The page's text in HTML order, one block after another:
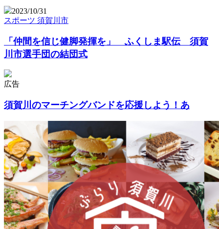
2023/10/31
スポーツ 須賀川市
「仲間を信じ健脚発揮を」 ふくしま駅伝 須賀
川市選手団の結団式
広告
須賀川のマーチングバンドを応援しよう！あ